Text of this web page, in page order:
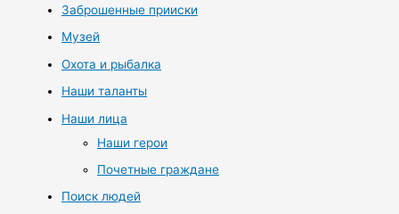
Заброшенные прииски
Музей
Охота и рыбалка
Наши таланты
Наши лица
Наши герои
Почетные граждане
Поиск людей